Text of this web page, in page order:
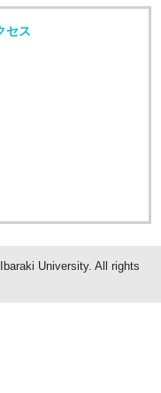
セス
University. All rights